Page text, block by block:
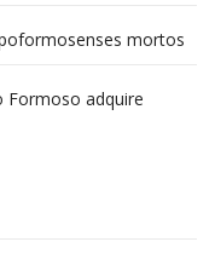
mortos
desabamentos são
Formoso adquire